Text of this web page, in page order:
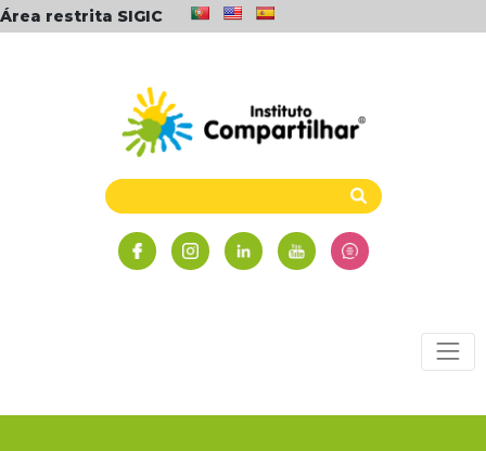
Área restrita SIGIC